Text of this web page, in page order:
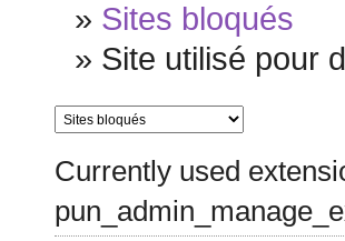
» Sites bloqués
» Site utilisé pour
Currently used